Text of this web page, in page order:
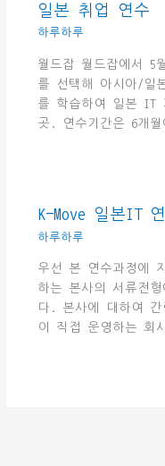
일본 취업 연수
하루하루
월드잡 월드잡에서 5
를 선택해 아시아/일
를 학습하여 일본 IT
곳. 연수기간은 6개
K-Move 일본IT
하루하루
우선 본 연수과정에
하는 본사의 서류전
다. 본사에 대하여 간
이 직접 운영하는 회